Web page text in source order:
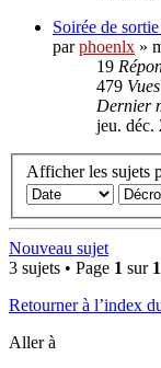
Soirée de
parphoenlx »
19
479 Vues
Dernier
jeu. déc.
Afficher les sujets
Nouveau sujet
3 sujets • Page 1 sur 1
Retourner à l’index
Aller à